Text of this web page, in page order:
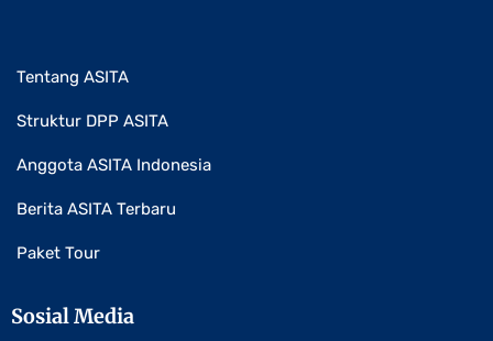
Tentang ASITA
Struktur DPP ASITA
Anggota ASITA Indonesia
Berita ASITA Terbaru
Paket Tour
Sosial Media